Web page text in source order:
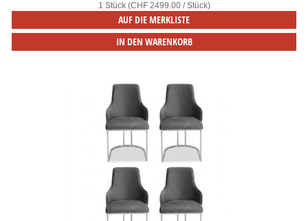
1 Stück (CHF 2499.00 / Stück)
AUF DIE MERKLISTE
IN DEN WARENKORB